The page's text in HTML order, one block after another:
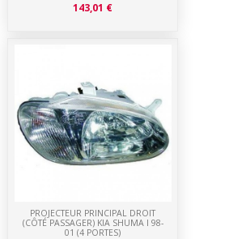
PROJECTEUR PRINCIPAL DROIT
(CÔTÉ PASSAGER) KIA SHUMA I 98-
01 (4 PORTES)
143,01 €